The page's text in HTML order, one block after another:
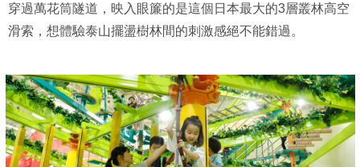
穿過萬花筒隧道，映入眼簾的是這個日本最大的3層叢林高空
滑索，想體驗泰山擺盪樹林間的刺激感絕不能錯過。